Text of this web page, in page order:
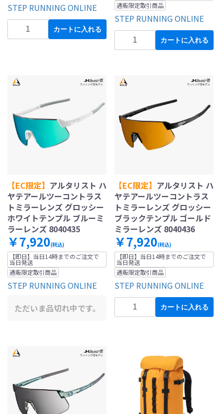
STEP RUNNING ONLINE
カートに入れる
通販限定取引商品
STEP RUNNING ONLINE
カートに入れる
【EC限定】 アルタリスト ハ
ヤテアールツーコントラス
トミラーレンズ グロッシー
ホワイトテンプル ブルーミ
ラーレンズ 8040435
￥7,920(税込)
【即日】当日14時までのご注文で
当日発送
通販限定取引商品
STEP RUNNING ONLINE
ただいま品切れ中です。
【EC限定】 アルタリスト ハ
ヤテアールツーコントラス
トミラーレンズ グロッシー
ブラックテンプル ゴールド
ミラーレンズ 8040436
￥7,920(税込)
【即日】当日14時までのご注文で
当日発送
通販限定取引商品
STEP RUNNING ONLINE
カートに入れる